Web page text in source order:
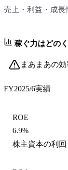
売上・利益・成長
稼ぐ力はどの
まあまあの
FY2025/6実績
ROE
6.9%
株主資本の利回